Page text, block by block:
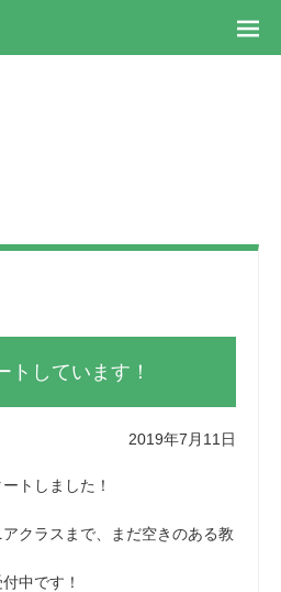
トしています！
2019年7月11日
トしました！
クラスまで、まだ空きのある教
中です！